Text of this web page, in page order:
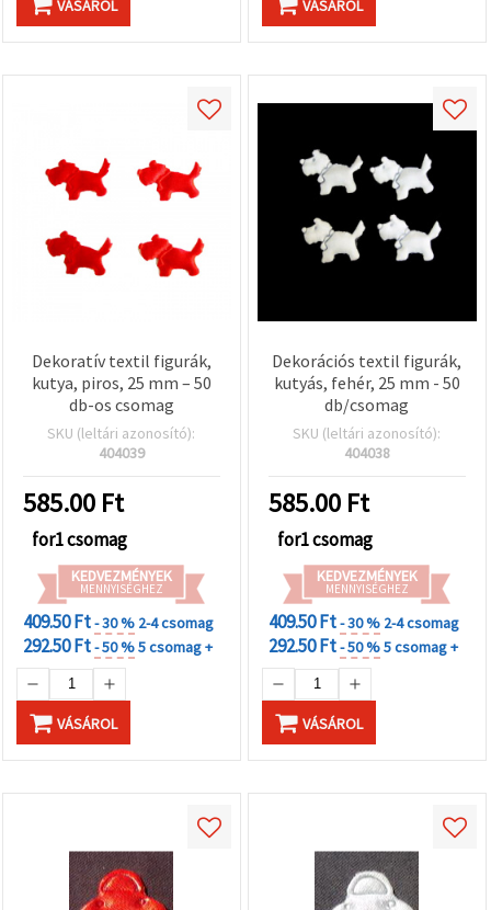
VÁSÁROL VÁSÁROL
Dekoratív textil figurák,
kutya, piros, 25 mm – 50
db-os csomag
SKU (leltári azonosító):
404039
585.00 Ft
for1 csomag
KEDVEZMÉNYEK
MENNYISÉGHEZ
409.50 Ft- 30 % 2-4 csomag
292.50 Ft- 50 %5 csomag +
VÁSÁROL
Dekorációs textil figurák,
kutyás, fehér, 25 mm - 50
db/csomag
SKU (leltári azonosító):
404038
585.00 Ft
for1 csomag
KEDVEZMÉNYEK
MENNYISÉGHEZ
409.50 Ft- 30 % 2-4 csomag
292.50 Ft- 50 %5 csomag +
VÁSÁROL